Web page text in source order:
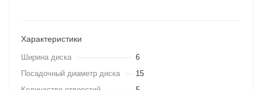
Характеристики
Ширина диска
6
Посадочный диаметр диска
15